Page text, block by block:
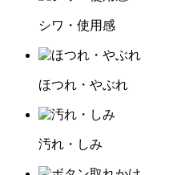
シワ・使用感
ほつれ・やぶれ
汚れ・しみ